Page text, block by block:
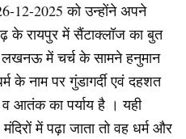
12-2025 को उन्होंने अपने
के रायपुर में सैंटाक्लॉज का बुत
लखनऊ में चर्च के सामने हनुमान
के नाम पर गुंडागर्दी एवं दहशत
व आतंक का पर्याय है । यही
में पढ़ा जाता तो वह धर्म और